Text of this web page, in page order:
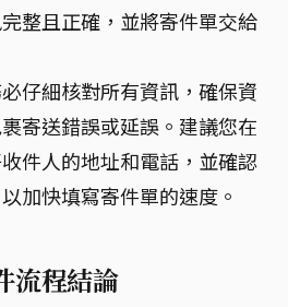
整且正確，並將寄件單交給
仔細核對所有資訊，確保資
寄送錯誤或延誤。建議您在
件人的地址和電話，並確認
加快填寫寄件單的速度。
流程結論